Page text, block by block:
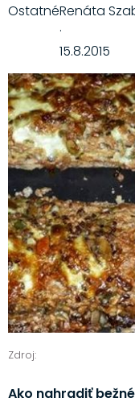
Zdroj:
Ako nahradiť
OstatnéRenáta
·
15.8.2015